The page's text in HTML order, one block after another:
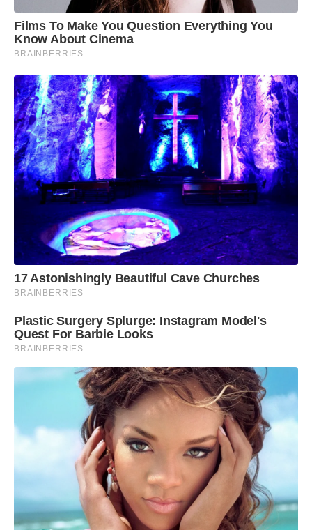
Films To Make You Question Everything You
Know About Cinema
BRAINBERRIES
17 Astonishingly Beautiful Cave Churches
BRAINBERRIES
Plastic Surgery Splurge: Instagram Model's
Quest For Barbie Looks
BRAINBERRIES